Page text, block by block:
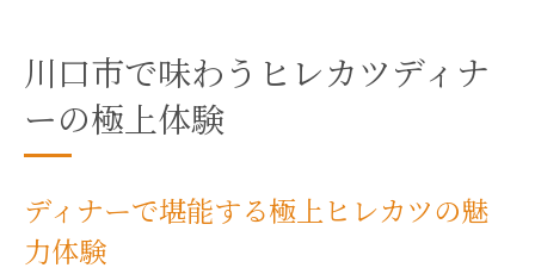
厳選食材が光るヒレカツディナーの楽しみ
方
ディナーに選ぶヒレカツで贅沢なひととき
ヒレカツディナーで川口市の食文化を感じ
川口市で味わうヒレカツディナ
ーの極上体験
ディナーで堪能する極上ヒレカツの魅
力体験